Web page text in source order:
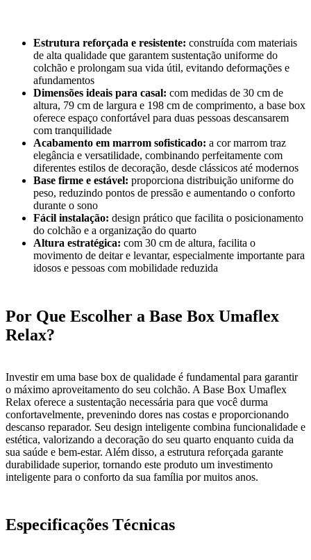
Estrutura reforçada e resistente: construída com materiais
de alta qualidade que garantem sustentação uniforme do
colchão e prolongam sua vida útil, evitando deformações e
afundamentos
Dimensões ideais para casal: com medidas de 30 cm de
altura, 79 cm de largura e 198 cm de comprimento, a base box
oferece espaço confortável para duas pessoas descansarem
com tranquilidade
Acabamento em marrom sofisticado: a cor marrom traz
elegância e versatilidade, combinando perfeitamente com
diferentes estilos de decoração, desde clássicos até modernos
Base firme e estável: proporciona distribuição uniforme do
peso, reduzindo pontos de pressão e aumentando o conforto
durante o sono
Fácil instalação: design prático que facilita o posicionamento
do colchão e a organização do quarto
Altura estratégica: com 30 cm de altura, facilita o
movimento de deitar e levantar, especialmente importante para
idosos e pessoas com mobilidade reduzida
Por Que Escolher a Base Box Umaflex
Relax?
Investir em uma base box de qualidade é fundamental para garantir
o máximo aproveitamento do seu colchão. A Base Box Umaflex
Relax oferece a sustentação necessária para que você durma
confortavelmente, prevenindo dores nas costas e proporcionando
descanso reparador. Seu design inteligente combina funcionalidade e
estética, valorizando a decoração do seu quarto enquanto cuida da
sua saúde e bem-estar. Além disso, a estrutura reforçada garante
durabilidade superior, tornando este produto um investimento
inteligente para o conforto da sua família por muitos anos.
Especificações Técnicas